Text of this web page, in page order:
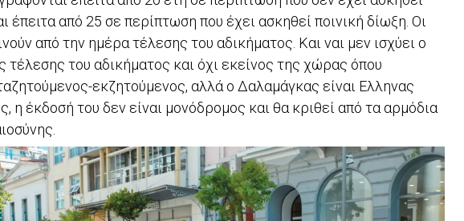
έπειτα από 25 σε περίπτωση που έχει ασκηθεί ποινική δίωξη. Οι
από την ημέρα τέλεσης του αδικήματος. Και ναι μεν ισχύει ο
του αδικήματος και όχι εκείνος της χώρας όπου
εκζητούμενος, αλλά ο Δαλαμάγκας είναι Ελληνας
η έκδοσή του δεν είναι μονόδρομος και θα κριθεί από τα αρμόδια